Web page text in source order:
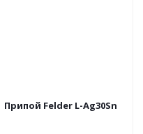
Припой Felder L-Ag30Sn